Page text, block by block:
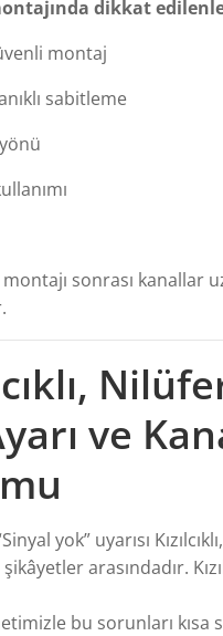
dikkat
montaj
sabitleme
sonrası kanallar
ve
yok” uyarısı
arasındadır.
bu sorunları kısa